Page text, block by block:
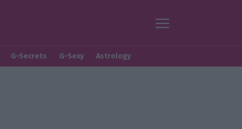
G-Secrets G-Sexy Astrology